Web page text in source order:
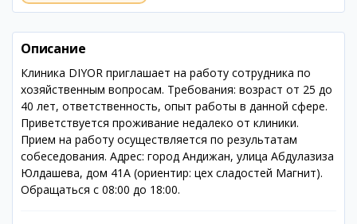
Описание
Клиника DIYOR приглашает на работу сотрудника по
хозяйственным вопросам. Требования: возраст от 25 до
40 лет, ответственность, опыт работы в данной сфере.
Приветствуется проживание недалеко от клиники.
Прием на работу осуществляется по результатам
собеседования. Адрес: город Андижан, улица Абдулазиза
Юлдашева, дом 41А (ориентир: цех сладостей Магнит).
Обращаться с 08:00 до 18:00.